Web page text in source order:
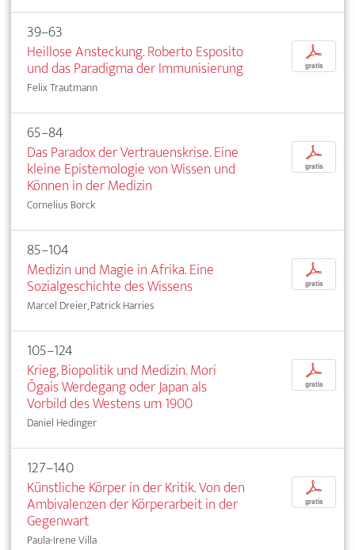
39–63
Heillose Ansteckung. Roberto Esposito
und das Paradigma der Immunisierung
Felix Trautmann
p
gratis
65–84
Das Paradox der Vertrauenskrise. Eine
kleine Epistemologie von Wissen und
Können in der Medizin
Cornelius Borck
p
gratis
85–104
Medizin und Magie in Afrika. Eine
Sozialgeschichte des Wissens
Marcel Dreier, Patrick Harries
p
gratis
105–124
Krieg, Biopolitik und Medizin. Mori
Ōgais Werdegang oder Japan als
Vorbild des Westens um 1900
Daniel Hedinger
p
gratis
127–140
Künstliche Körper in der Kritik. Von den
Ambivalenzen der Körperarbeit in der
Gegenwart
Paula-Irene Villa
p
gratis